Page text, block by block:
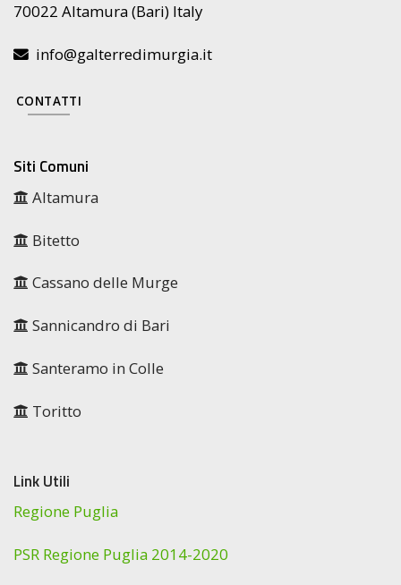
70022 Altamura (Bari) Italy
info@galterredimurgia.it
CONTATTI
Siti Comuni
Altamura
Bitetto
Cassano delle Murge
Sannicandro di Bari
Santeramo in Colle
Toritto
Link Utili
Regione Puglia
PSR Regione Puglia 2014-2020